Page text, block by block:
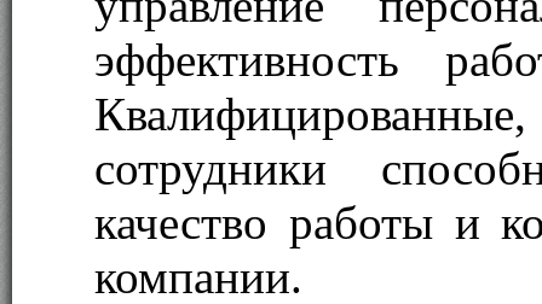
эффективность
сотрудники
качество работы и
компании.